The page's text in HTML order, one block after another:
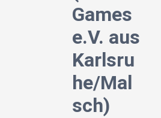
Games
e.V. aus
Karlsru
he/Mal
sch)